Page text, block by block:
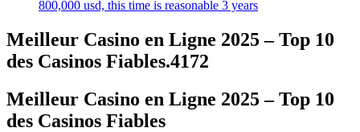
800,000 usd, this time is reasonable 3 years
Meilleur Casino en Ligne 2025 – Top 10
des Casinos Fiables.4172
Meilleur Casino en Ligne 2025 – Top 10
des Casinos Fiables